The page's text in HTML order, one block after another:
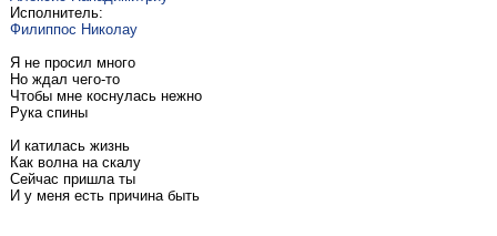
Исполнитель:
Филиппос Николау
Я не просил много
Но ждал чего-то
Чтобы мне коснулась нежно
Рука спины
И катилась жизнь
Как волна на скалу
Сейчас пришла ты
И у меня есть причина быть